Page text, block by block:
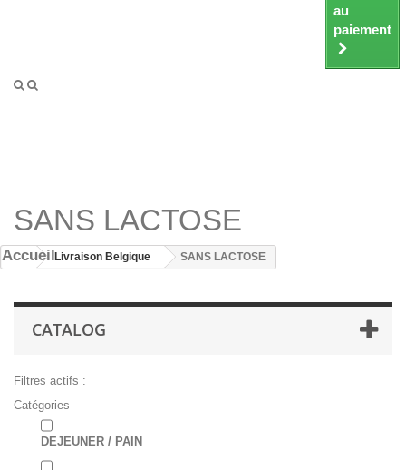
au
paiement
SANS LACTOSE
AccueilLivraison Belgique SANS LACTOSE
CATALOG
Filtres actifs :
Catégories
DEJEUNER / PAIN